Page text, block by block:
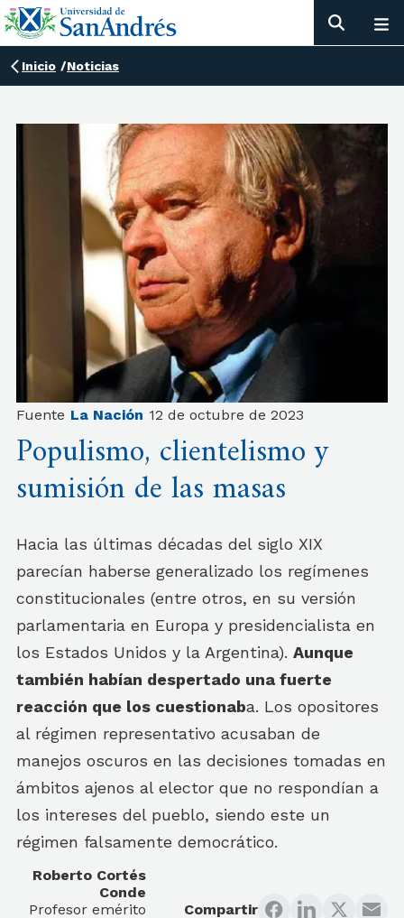
Inicio /Noticias
Fuente La Nación 12 de octubre de 2023
Populismo, clientelismo y
sumisión de las masas
Hacia las últimas décadas del siglo XIX
parecían haberse generalizado los regímenes
constitucionales (entre otros, en su versión
parlamentaria en Europa y presidencialista en
los Estados Unidos y la Argentina). Aunque
también habían despertado una fuerte
reacción que los cuestionaba. Los opositores
al régimen representativo acusaban de
manejos oscuros en las decisiones tomadas en
ámbitos ajenos al elector que no respondían a
los intereses del pueblo, siendo este un
régimen falsamente democrático.
Roberto Cortés
Conde
Profesor emérito
Compartir